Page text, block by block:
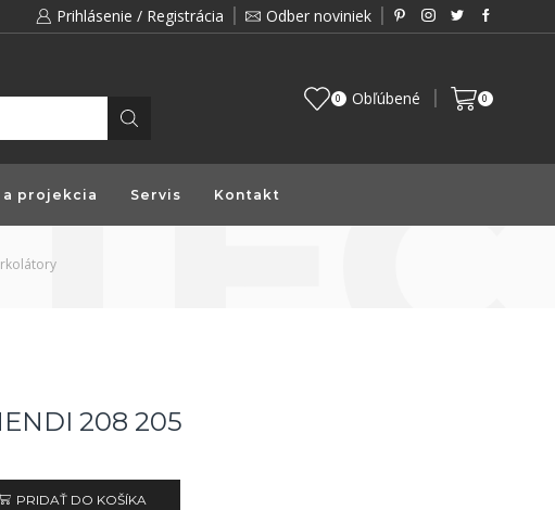
Prihlásenie / Registrácia Odber noviniek
0 Obľúbené 0
a projekcia Servis Kontakt
208 205
PRIDAŤ DO KOŠÍKA